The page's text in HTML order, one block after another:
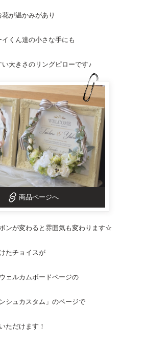
が温かみがあり
くん達の小さな手にも
い大きさの リングピローです♪
商品ページへ
ンが変わると雰囲気も変わります☆
たチョイスが
ウェルカムボードページの
シュカスタム」のページで
ただけます！